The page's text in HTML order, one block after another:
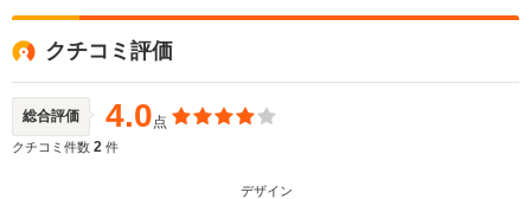
クチコミ評価
総合評価 4.0点
クチコミ件数 2 件
デザイン